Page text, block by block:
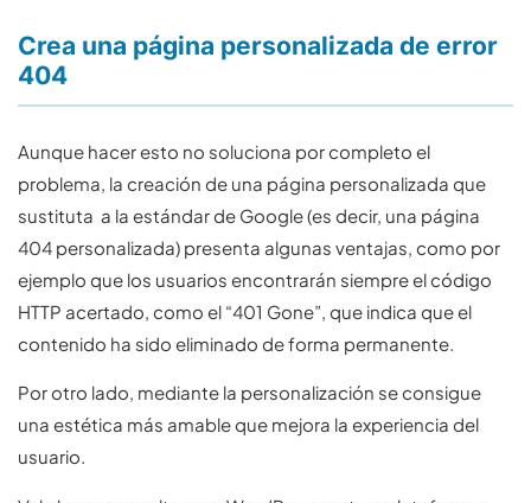
Crea una página personalizada de error
404
Aunque hacer esto no soluciona por completo el
problema, la creación de una página personalizada que
sustituta a la estándar de Google (es decir, una página
404 personalizada) presenta algunas ventajas, como por
ejemplo que los usuarios encontrarán siempre el código
HTTP acertado, como el “401 Gone”, que indica que el
contenido ha sido eliminado de forma permanente.
Por otro lado, mediante la personalización se consigue
una estética más amable que mejora la experiencia del
usuario.